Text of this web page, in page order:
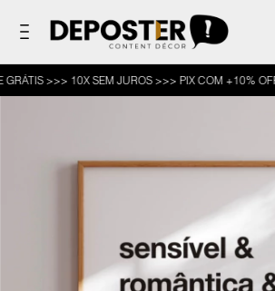
>>> 10X SEM JUROS >>> PIX COM +10% OFF